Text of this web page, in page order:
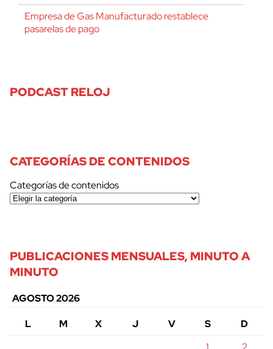
Empresa de Gas Manufacturado restablece
pasarelas de pago
PODCAST RELOJ
CATEGORÍAS DE CONTENIDOS
Categorías de contenidos
PUBLICACIONES MENSUALES, MINUTO A
MINUTO
AGOSTO 2026
L
M X J V S
D